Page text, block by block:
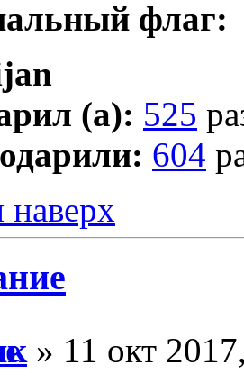
флаг:
(а): 525
604
наверх
» 11 окт